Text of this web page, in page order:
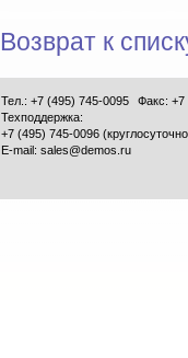
Возврат к
Тел.: +7 (495) 745-0095
Факс: +7
Техподдержка:
+7 (495) 745-0096
E-mail: sales@demos.ru